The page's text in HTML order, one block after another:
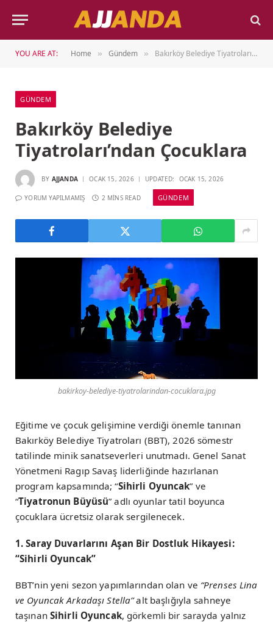
YOU ARE AT: Home » Gündem » Bakırköy Belediye Tiyatroları’ndan Çocuklara
GÜNDEM
Bakırköy Belediye
Tiyatroları’ndan Çocuklara
BY AJJANDA OCAK 15, 2026 UPDATED: OCAK 15, 2026
YORUM YAPILMAMIŞ 2 MINS READ GÜNDEM
bakirkoy-belediye-tiyatrolarindan-cocuklara.jpg
Eğitime ve çocuk gelişimine verdiği önemle tanınan
Bakırköy Belediye Tiyatroları (BBT), 2026 sömestr
tatilinde minik sanatseverleri unutmadı. Genel Sanat
Yönetmeni Ragıp Savaş liderliğinde hazırlanan
program kapsamında; “Sihirli Oyuncak” ve
“Tiyatronun Büyüsü” adlı oyunlar tatil boyunca
çocuklara ücretsiz olarak sergilenecek.
1. Saray Duvarlarını Aşan Bir Dostluk Hikayesi:
“Sihirli Oyuncak”
BBT’nin yeni sezon yapımlarından olan ve “Prenses Lina
ve Oyuncak Arkadaşı Stella”alt başlığıyla sahneye
taşınan Sihirli Oyuncak, görkemli bir sarayda yalnız